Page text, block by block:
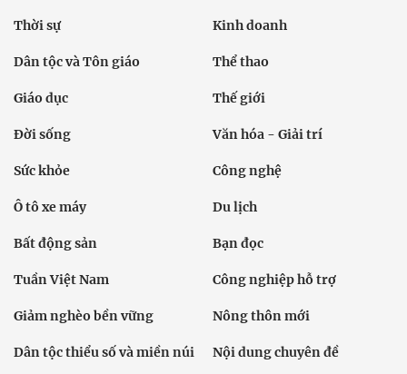
Thời sự Kinh doanh
Dân tộc và Tôn giáo Thể thao
Giáo dục Thế giới
Đời sống Văn hóa - Giải trí
Sức khỏe Công nghệ
Ô tô xe máy Du lịch
Bất động sản Bạn đọc
Tuần Việt Nam Công nghiệp hỗ trợ
Giảm nghèo bền vững Nông thôn mới
Dân tộc thiểu số và miền núi Nội dung chuyên đề